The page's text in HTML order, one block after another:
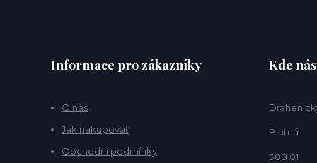
Informace pro zákazníky
O nás
Jak nakupovat
Obchodní podmínky
Kde
Blatná
388 01